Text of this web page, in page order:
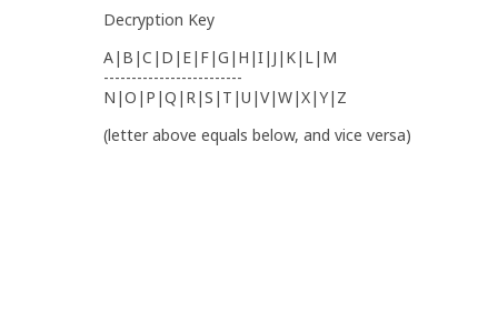
Decryption Key
A|B|C|D|E|F|G|H|I|J|K|L|M
-------------------------
N|O|P|Q|R|S|T|U|V|W|X|Y|Z
(letter above equals below, and vice versa)